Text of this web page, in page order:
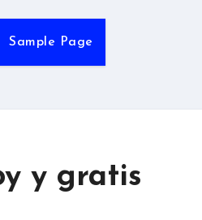
Sample Page
y gratis